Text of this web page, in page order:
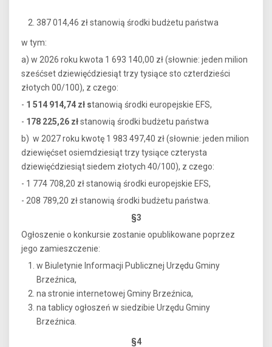
387 014,46 zł stanowią środki budżetu państwa
w tym:
a) w 2026 roku kwota 1 693 140,00 zł (słownie: jeden milion
sześćset dziewięćdziesiąt trzy tysiące sto czterdzieści
złotych 00/100), z czego:
- 1 514 914,74 zł stanowią środki europejskie EFS,
- 178 225,26 złstanowią środki budżetu państwa
b) w 2027 roku kwotę 1 983 497,40 zł (słownie: jeden milion
dziewięćset osiemdziesiąt trzy tysiące czterysta
dziewięćdziesiąt siedem złotych 40/100), z czego:
- 1 774 708,20 zł stanowią środki europejskie EFS,
- 208 789,20 zł stanowią środki budżetu państwa.
§3
Ogłoszenie o konkursie zostanie opublikowane poprzez
jego zamieszczenie:
w Biuletynie Informacji Publicznej Urzędu Gminy
Brzeźnica,
na stronie internetowej Gminy Brzeźnica,
na tablicy ogłoszeń w siedzibie Urzędu Gminy
Brzeźnica.
§4